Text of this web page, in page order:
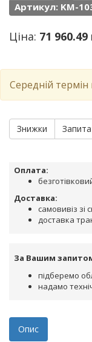
Артикул: KM-
Ціна: 71 960.49
Середній
Знижки
Оплата:
Доставка:
самовивіз зі
доставка
За Вашим
підберемо
надамо
Опис